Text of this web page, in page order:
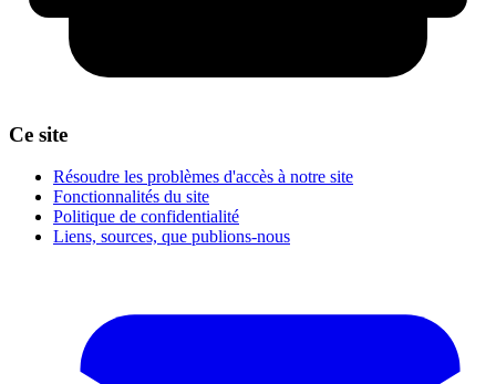
Ce site
Résoudre les problèmes d'accès à notre site
Fonctionnalités du site
Politique de confidentialité
Liens, sources, que publions-nous